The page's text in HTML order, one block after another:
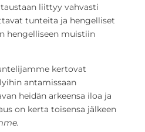
liittyy vahvasti
tunteita ja hengelliset
hengelliseen muistiin
kertovat
antamissaan
heidän arkeensa iloa ja
on kerta toisensa jälkeen